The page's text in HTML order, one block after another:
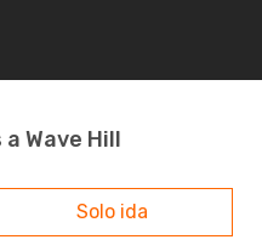
Wave Hill
Solo ida